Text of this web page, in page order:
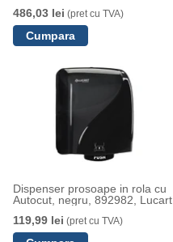
486,03 lei (pret cu TVA)
Dispenser prosoape in rola cu
Autocut, negru, 892982, Lucart
119,99 lei (pret cu TVA)